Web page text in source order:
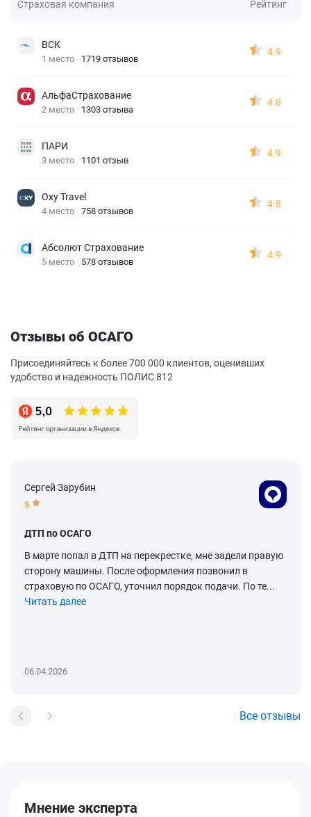
Страховая компания Рейтинг
ВСК
1 место 1719 отзывов
4.9
АльфаСтрахование
2 место 1303 отзыва
4.8
ПАРИ
3 место 1101 отзыв
4.9
Oxy Travel
4 место 758 отзывов
4.8
Абсолют Страхование
5 место 578 отзывов
4.9
Отзывы об ОСАГО
Присоединяйтесь к более 700 000 клиентов, оценивших
удобство и надежность ПОЛИС 812
Сергей Зарубин
5
ДТП по ОСАГО
В марте попал в ДТП на перекрестке, мне задели правую
сторону машины. После оформления позвонил в
страховую по ОСАГО, уточнил порядок подачи. По те...
Читать далее
06.04.2026
Все отзывы
Мнение эксперта